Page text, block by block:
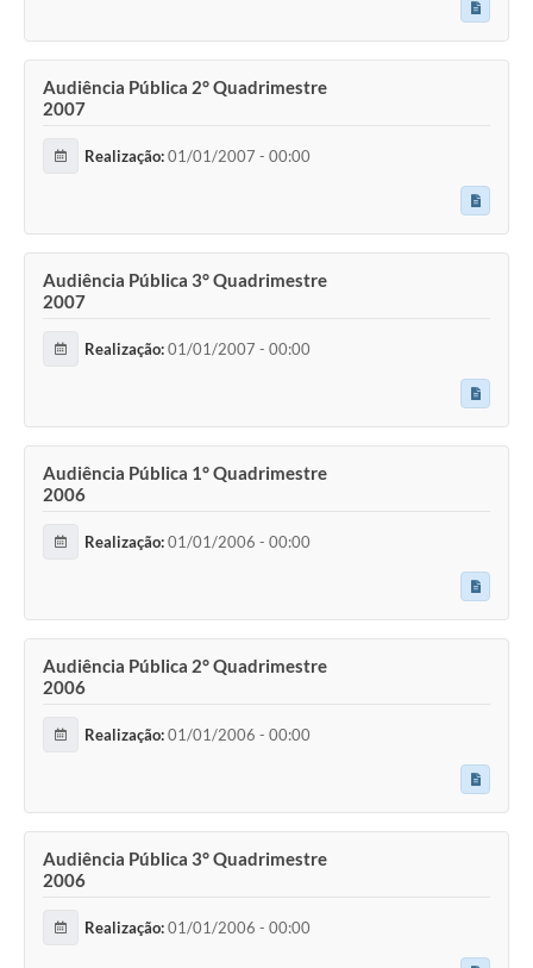
Audiência Pública 2° Quadrimestre
2007
Realização:01/01/2007 - 00:00
Audiência Pública 3° Quadrimestre
2007
Realização:01/01/2007 - 00:00
Audiência Pública 1° Quadrimestre
2006
Realização:01/01/2006 - 00:00
Audiência Pública 2° Quadrimestre
2006
Realização:01/01/2006 - 00:00
Audiência Pública 3° Quadrimestre
2006
Realização:01/01/2006 - 00:00